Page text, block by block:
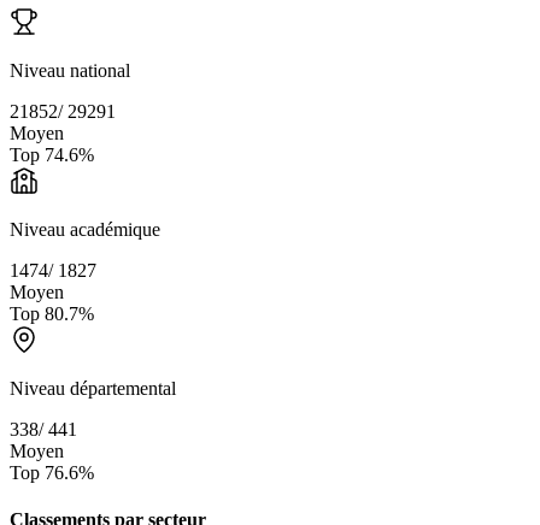
Niveau national
21852/ 29291
Moyen
Top 74.6%
Niveau académique
1474/ 1827
Moyen
Top 80.7%
Niveau départemental
338/441
Moyen
Top 76.6%
Classements par secteur